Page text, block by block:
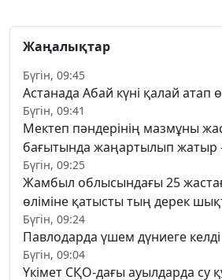
Жаңалықтар
Бүгін, 09:45
Астанада Абай күні қалай атап
Бүгін, 09:41
Мектеп пәндерінің мазмұны
бағытында жаңартылып жатыр
Бүгін, 09:25
Жамбыл облысындағы 25
өліміне қатысты тың дерек
Бүгін, 09:24
Павлодарда үшем дүниеге келді
Бүгін, 09:04
Үкімет СҚО-дағы ауылдарда су